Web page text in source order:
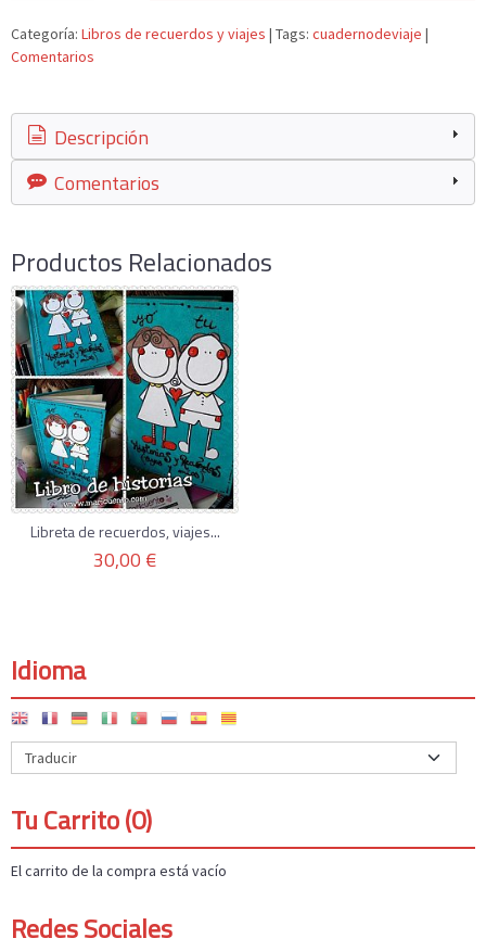
Idioma
Tu Carrito (0)
El carrito de la compra está vacío
Redes Sociales
Categoría: Libros de recuerdos y viajes | Tags: cuadernodeviaje |
Comentarios
Descripción
Comentarios
Productos Relacionados
Libreta de recuerdos, viajes...
30,00 €